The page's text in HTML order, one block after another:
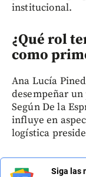
institucional.
¿Qué rol
como
Ana Lucía
desempeñar
Según De la
influye en
logística
Siga las